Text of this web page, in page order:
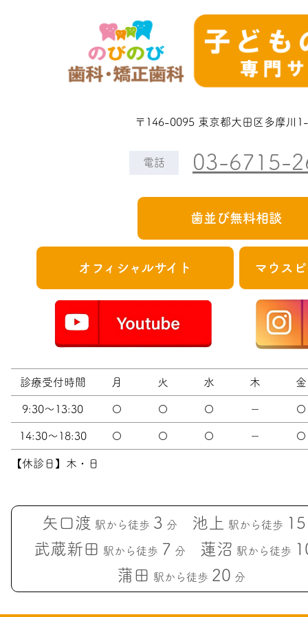
〒146-0095 東京都大田区多摩川
電話 03-6715-
歯並び無料相談
オフィシャルサイト マウス
診療受付時間 月 火 水 木 金
9:30～13:30 〇 〇 〇 － 〇
14:30～18:30 〇 〇 〇 － 〇
【休診日】木・日
矢口渡 駅から徒歩 3 分 池上 駅から徒歩
15
武蔵新田 駅から徒歩 7 分 蓮沼 駅から徒歩
蒲田 駅から徒歩 20 分